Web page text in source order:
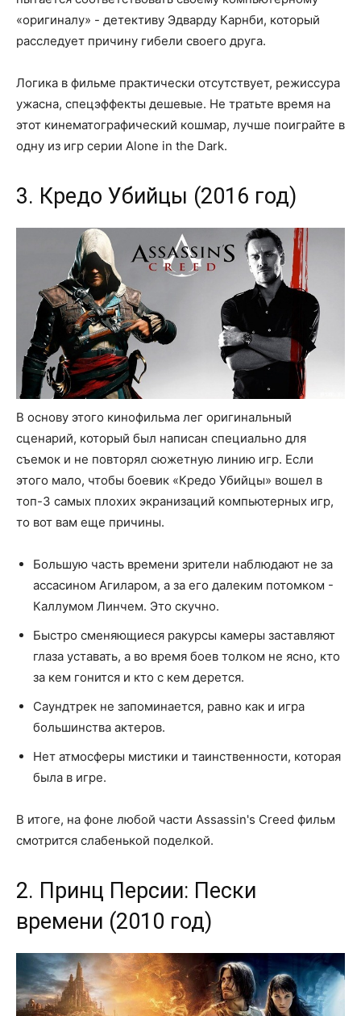
«оригиналу» - детективу Эдварду Карнби, который
расследует причину гибели своего друга.
Логика в фильме практически отсутствует, режиссура
ужасна, спецэффекты дешевые. Не тратьте время на
этот кинематографический кошмар, лучше поиграйте в
одну из игр серии Alone in the Dark.
3. Кредо Убийцы (2016 год)
В основу этого кинофильма лег оригинальный
сценарий, который был написан специально для
съемок и не повторял сюжетную линию игр. Если
этого мало, чтобы боевик «Кредо Убийцы» вошел в
топ-3 самых плохих экранизаций компьютерных игр,
то вот вам еще причины.
Большую часть времени зрители наблюдают не за
ассасином Агиларом, а за его далеким потомком -
Каллумом Линчем. Это скучно.
Быстро сменяющиеся ракурсы камеры заставляют
глаза уставать, а во время боев толком не ясно, кто
за кем гонится и кто с кем дерется.
Саундтрек не запоминается, равно как и игра
большинства актеров.
Нет атмосферы мистики и таинственности, которая
была в игре.
В итоге, на фоне любой части Assassin's Creed фильм
смотрится слабенькой поделкой.
2. Принц Персии: Пески
времени (2010 год)